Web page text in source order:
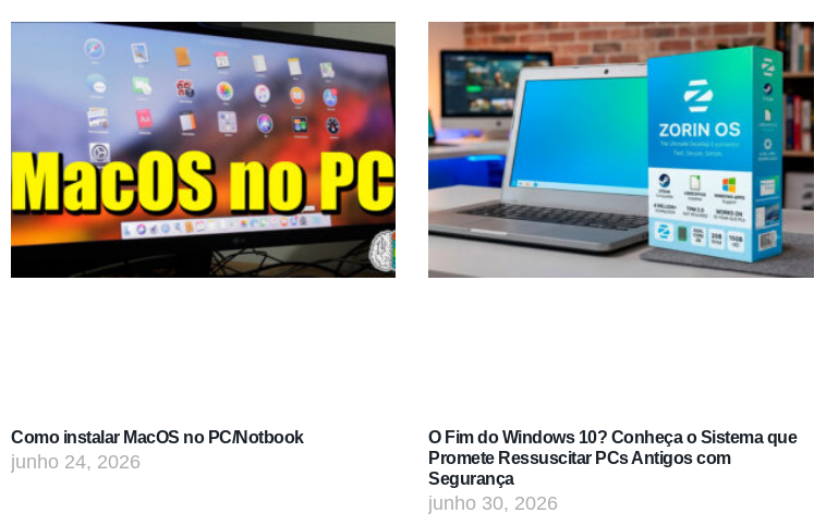
Como instalar MacOS no PC/Notbook
junho 24, 2026
O Fim do Windows 10? Conheça o Sistema que
Promete Ressuscitar PCs Antigos com
Segurança
junho 30, 2026